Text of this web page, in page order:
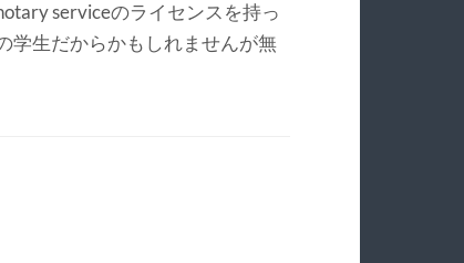
serviceのライセンスを持っ
学生だからかもしれませんが無